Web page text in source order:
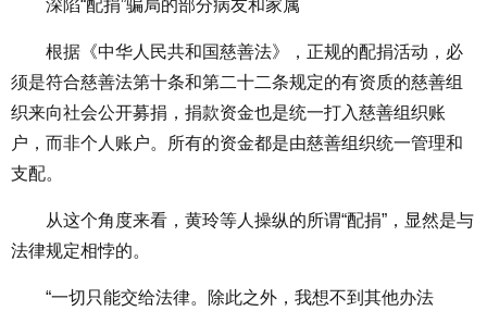
深陷“配捐”骗局的部分病友和家属
根据《中华人民共和国慈善法》，正规的配捐活动，必
须是符合慈善法第十条和第二十二条规定的有资质的慈善组
织来向社会公开募捐，捐款资金也是统一打入慈善组织账
户，而非个人账户。所有的资金都是由慈善组织统一管理和
支配。
从这个角度来看，黄玲等人操纵的所谓“配捐”，显然是与
法律规定相悖的。
“一切只能交给法律。除此之外，我想不到其他办法